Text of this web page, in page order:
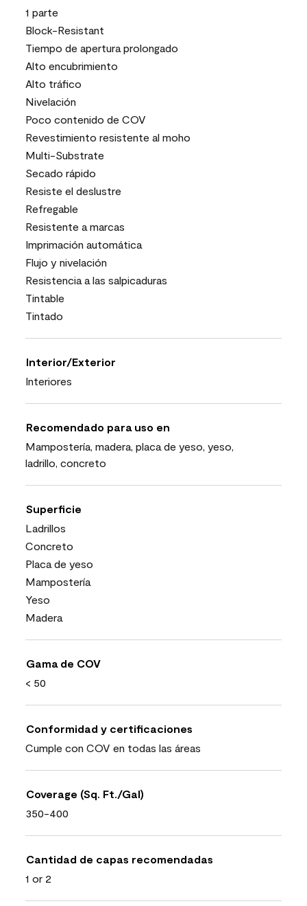
1 parte
Block-Resistant
Tiempo de apertura prolongado
Alto encubrimiento
Alto tráfico
Nivelación
Poco contenido de COV
Revestimiento resistente al moho
Multi-Substrate
Secado rápido
Resiste el deslustre
Refregable
Resistente a marcas
Imprimación automática
Flujo y nivelación
Resistencia a las salpicaduras
Tintable
Tintado
Interior/Exterior
Interiores
Recomendado para uso en
Mampostería, madera, placa de yeso, yeso,
ladrillo, concreto
Superficie
Ladrillos
Concreto
Placa de yeso
Mampostería
Yeso
Madera
Gama de COV
< 50
Conformidad y certificaciones
Cumple con COV en todas las áreas
Coverage (Sq. Ft./Gal)
350-400
Cantidad de capas recomendadas
1 or 2